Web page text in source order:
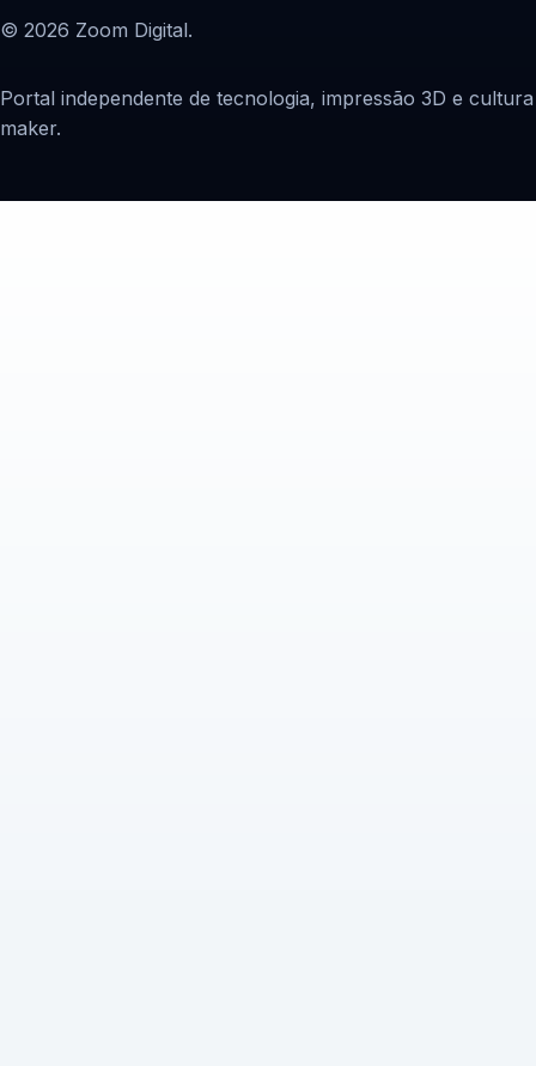
© 2026 Zoom Digital.
Portal independente de tecnologia, impressão 3D e cultura
maker.